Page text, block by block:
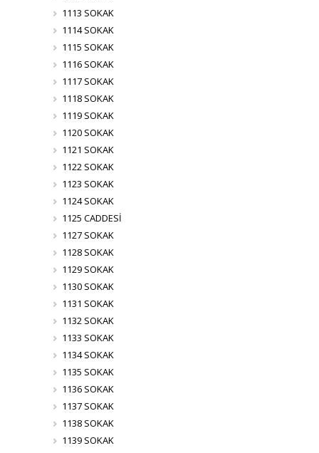
1113 SOKAK
1114 SOKAK
1115 SOKAK
1116 SOKAK
1117 SOKAK
1118 SOKAK
1119 SOKAK
1120 SOKAK
1121 SOKAK
1122 SOKAK
1123 SOKAK
1124 SOKAK
1125 CADDESİ
1127 SOKAK
1128 SOKAK
1129 SOKAK
1130 SOKAK
1131 SOKAK
1132 SOKAK
1133 SOKAK
1134 SOKAK
1135 SOKAK
1136 SOKAK
1137 SOKAK
1138 SOKAK
1139 SOKAK